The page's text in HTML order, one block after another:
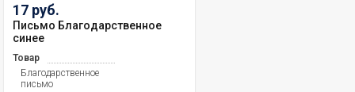
17 руб.
Письмо Благодарственное
синее
Товар
Благодарственное
письмо